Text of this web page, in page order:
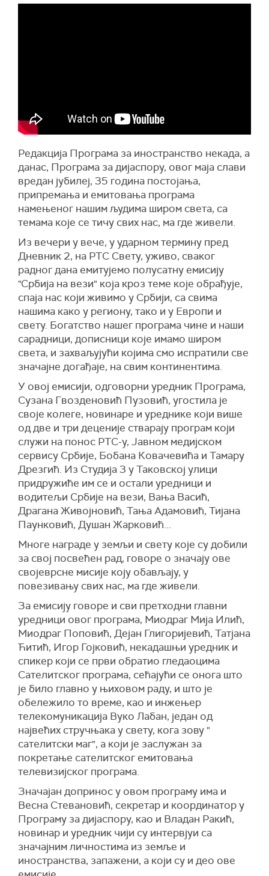
Редакција Програма за иностранство некада, а
данас, Програма за дијаспору, овог маја слави
вредан јубилеј, 35 година постојања,
припремања и емитовања програма
намењеног нашим људима широм света, са
темама које се тичу свих нас, ма где живели.
Из вечери у вече, у ударном термину пред
Дневник 2, на РТС Свету, уживо, сваког
радног дана емитујемо полусатну емисију
"Србија на вези" која кроз теме које обрађује,
спаја нас који живимо у Србији, са свима
нашима како у региону, тако и у Европи и
свету. Богатство нашег програма чине и наши
сарадници, дописници које имамо широм
света, и захваљујући којима смо испратили све
значајне догађаје, на свим континентима.
У овој емисији, одговорни уредник Програма,
Сузана Гвозденовић Пузовић, угостила је
своје колеге, новинаре и уреднике који више
од две и три деценије стварају програм који
служи на понос РТС-у, Јавном медијском
сервису Србије, Бобана Ковачевића и Тамару
Дрезгић. Из Студија 3 у Таковској улици
придружиће им се и остали уредници и
водитељи Србије на вези, Вања Васић,
Драгана Живојновић, Тања Адамовић, Тијана
Паунковић, Душан Жарковић...
Многе награде у земљи и свету које су добили
за свој посвећен рад, говоре о значају ове
својеврсне мисије коју обављају, у
повезивању свих нас, ма где живели.
За емисију говоре и сви претходни главни
уредници овог програма, Миодраг Мија Илић,
Миодраг Поповић, Дејан Глигоријевић, Татјана
Ћитић, Игор Гојковић, некадашњи уредник и
спикер који се први обратио гледаоцима
Сателитског програма, сећајући се онога што
је било главно у њиховом раду, и што је
обележило то време, као и инжењер
телекомуникација Вуко Лабан, један од
највећих стручњака у свету, кога зову "
сателитски маг", а који је заслужан за
покретање сателитског емитовања
телевизијског програма.
Значајан допринос у овом програму има и
Весна Стевановић, секретар и координатор у
Програму за дијаспору, као и Владан Ракић,
новинар и уредник чији су интервјуи са
значајним личностима из земље и
иностранства, запажени, а који су и део ове